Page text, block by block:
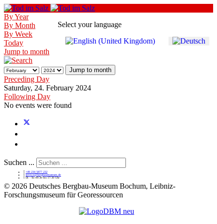
Select your language
By Year
By Month
By Week
Today
Jump to month
Jump to month
Preceding Day
Saturday, 24. February 2024
Following Day
No events were found
Suchen ...
+49 234 5877 232
service@bergbaumuseum.de
Di - So 09:30 bis 17:30 Uhr
© 2026 Deutsches Bergbau-Museum Bochum, Leibniz-
Forschungsmuseum für Georessourcen